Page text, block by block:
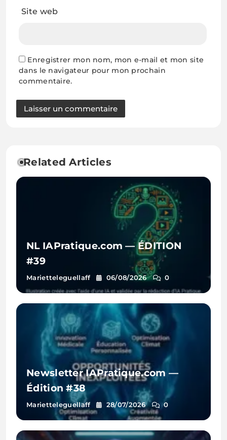
Site web
Enregistrer mon nom, mon e-mail et mon site
dans le navigateur pour mon prochain
commentaire.
Related Articles
NL IAPratique.com — ÉDITION
#39
Marietteleguellaff 06/08/2026 0
Newsletter IAPratique.com —
Édition #38
Marietteleguellaff 28/07/2026 0